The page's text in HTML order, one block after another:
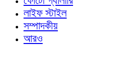
লাইফ স্টাইল
সম্পাদকীয়
আরও